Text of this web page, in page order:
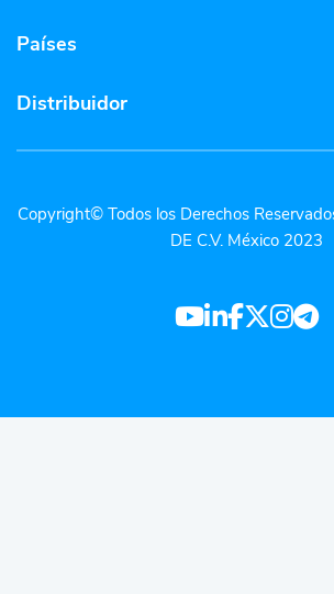
Países
Distribuidor
Copyright© Todos los Derechos
DE C.V. México 2023